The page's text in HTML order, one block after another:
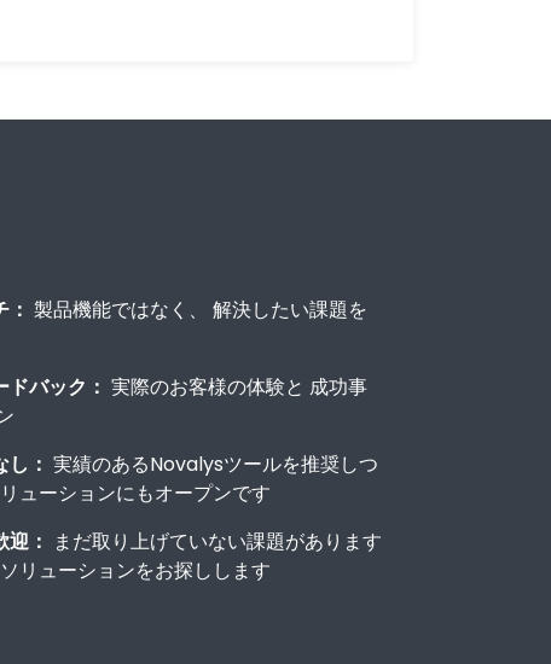
製品機能ではなく、 解決したい課題を
バック： 実際のお客様の体験と 成功事
： 実績のあるNovalysツールを推奨しつ
ューションにもオープンです
： まだ取り上げていない課題があります
リューションをお探しします